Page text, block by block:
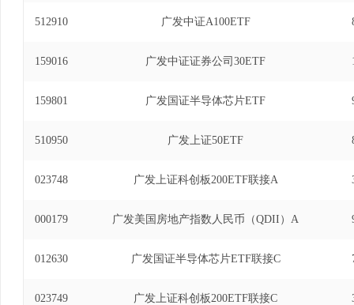
512910 广发中证A100ETF
159016 广发中证证券公司30ETF
159801 广发国证半导体芯片ETF
510950 广发上证50ETF
023748 广发上证科创板200ETF联接A
000179 广发美国房地产指数人民币（QDII）A
012630 广发国证半导体芯片ETF联接C
023749 广发上证科创板200ETF联接C